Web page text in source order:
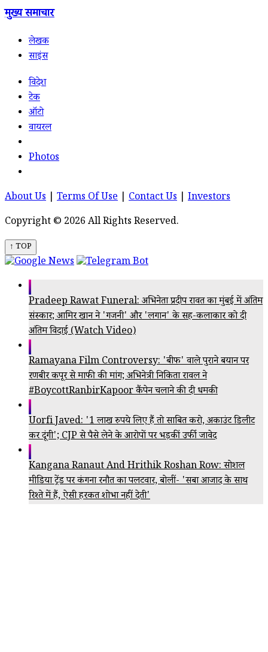
मुख्य समाचार
लेखक
साइंस
विदेश
टेक
ऑटो
वायरल
Photos
About Us Terms Of Use Contact Us
Investors
Copyright © 2026 All Rights Reserved.
↑ TOP
Pradeep Rawat Funeral: अभिनेता प्रदीप रावत का मुंबई में अंतिम
संस्कार; आमिर खान ने 'गजनी' और 'लगान' के सह-कलाकार को दी
अंतिम विदाई (Watch Video)
Ramayana Film Controversy: 'बीफ' वाले पुराने बयान पर
रणबीर कपूर से माफी की मांग; अभिनेत्री निकिता रावल ने
#BoycottRanbirKapoor कैंपेन चलाने की दी धमकी
Uorfi Javed: '1 लाख रुपये लिए हैं तो साबित करो, अकाउंट डिलीट
कर दूंगी'; CJP से पैसे लेने के आरोपों पर भड़कीं उर्फी जावेद
Kangana Ranaut And Hrithik Roshan Row: सोशल
मीडिया ट्रेंड पर कंगना रनौत का पलटवार, बोलीं- 'सबा आजाद के साथ
रिश्ते में हैं, ऐसी हरकत शोभा नहीं देती'